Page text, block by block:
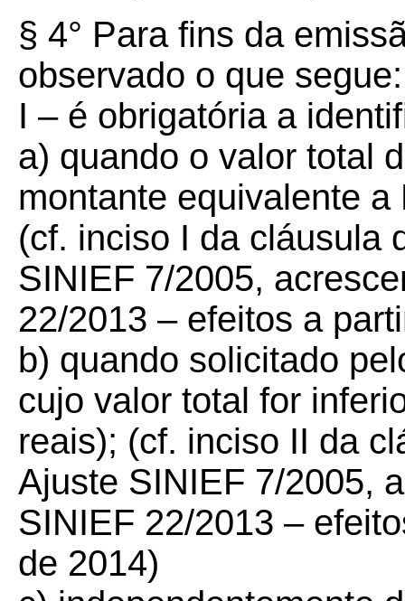
§ 4° Para fins da
observado o que segue:
I – é obrigatória a
a) quando o valor total
montante equivalente
(cf. inciso I da cláusula
SINIEF 7/2005,
22/2013 – efeitos a
b) quando solicitado
cujo valor total for
reais); (cf. inciso II da
Ajuste SINIEF 7/2005,
SINIEF 22/2013 –
de 2014)